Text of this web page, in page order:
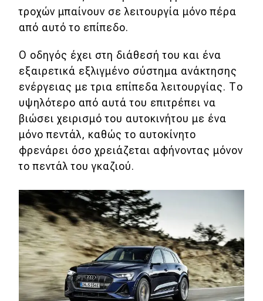
τροχών μπαίνουν σε λειτουργία μόνο πέρα
από αυτό το επίπεδο.
O οδηγός έχει στη διάθεσή του και ένα
εξαιρετικά εξλιγμένο σύστημα ανάκτησης
ενέργειας με τρια επίπεδα λειτουργίας. Το
υψηλότερο από αυτά του επιτρέπει να
βιώσει χειρισμό του αυτοκινήτου με ένα
μόνο πεντάλ, καθώς το αυτοκίνητο
φρενάρει όσο χρειάζεται αφήνοντας μόνον
το πεντάλ του γκαζιού.